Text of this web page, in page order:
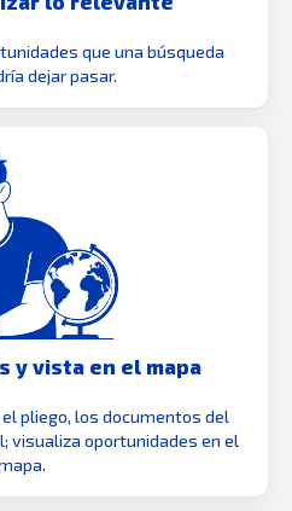
que una búsqueda
dejar pasar.
y vista en el mapa
pliego, los documentos del
visualiza oportunidades en el